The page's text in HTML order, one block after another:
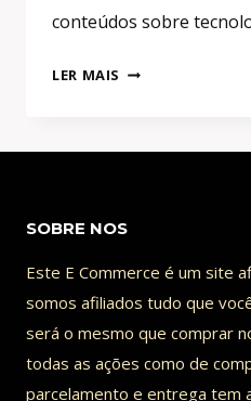
conteúdos sobre
LER MAIS PANTERA
WAKANDA
ANÁLISE
[COM
SPOILERS]
SOBRE NOS
Este E Commerce é um site
somos afiliados tudo que
será o mesmo que comprar
todas as ações como de
parcelamento e entrega tem